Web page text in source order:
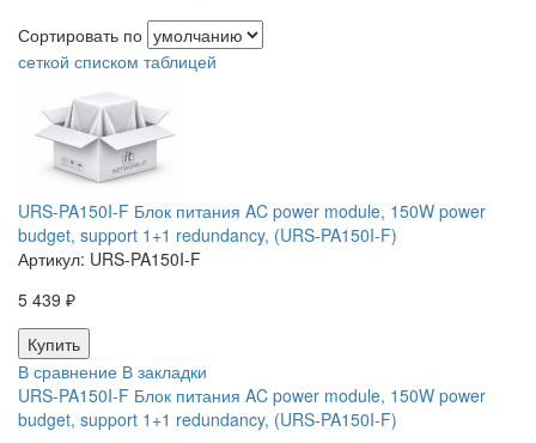
Сортировать по
сеткой списком таблицей
URS-PA150I-F Блок питания AC power module, 150W power
budget, support 1+1 redundancy, (URS-PA150I-F)
Артикул: URS-PA150I-F
5 439 ₽
В сравнение В закладки
URS-PA150I-F Блок питания AC power module, 150W power
budget, support 1+1 redundancy, (URS-PA150I-F)